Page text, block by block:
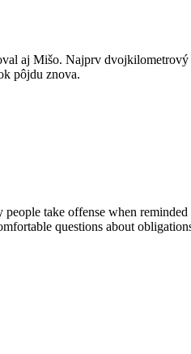
aj Mišo. Najprv
pôjdu znova.
take offense when
questions about